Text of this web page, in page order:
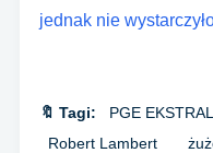
jednak nie
🔖 Tagi: PGE
Robert Lambert